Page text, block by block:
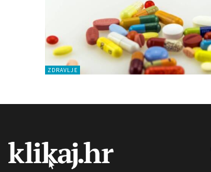
ZDRAVLJE